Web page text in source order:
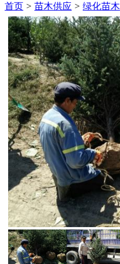
首页 > 苗木供应 > 绿化苗木